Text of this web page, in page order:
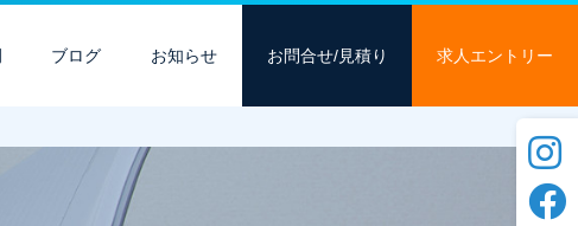
ブログ お知らせ お問合せ/見積り 求人エントリー